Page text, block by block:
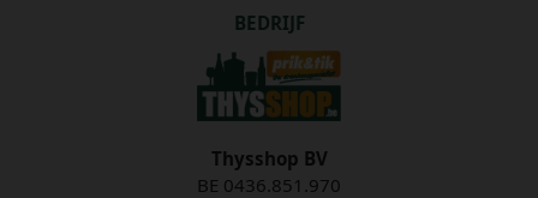
BEDRIJF
Thysshop BV
BE 0436.851.970